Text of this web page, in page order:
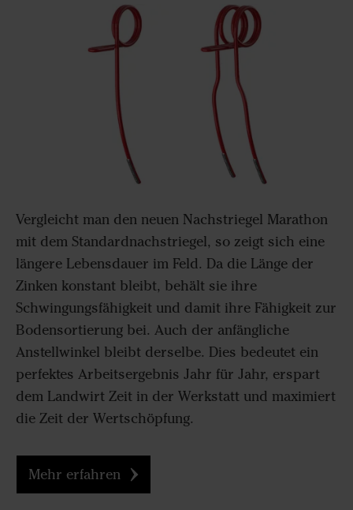
Vergleicht man den neuen Nachstriegel Marathon
mit dem Standardnachstriegel, so zeigt sich eine
längere Lebensdauer im Feld. Da die Länge der
Zinken konstant bleibt, behält sie ihre
Schwingungsfähigkeit und damit ihre Fähigkeit zur
Bodensortierung bei. Auch der anfängliche
Anstellwinkel bleibt derselbe. Dies bedeutet ein
perfektes Arbeitsergebnis Jahr für Jahr, erspart
dem Landwirt Zeit in der Werkstatt und maximiert
die Zeit der Wertschöpfung.
Mehr erfahren